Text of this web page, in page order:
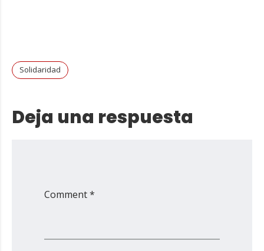
Solidaridad
Deja una respuesta
Comment *